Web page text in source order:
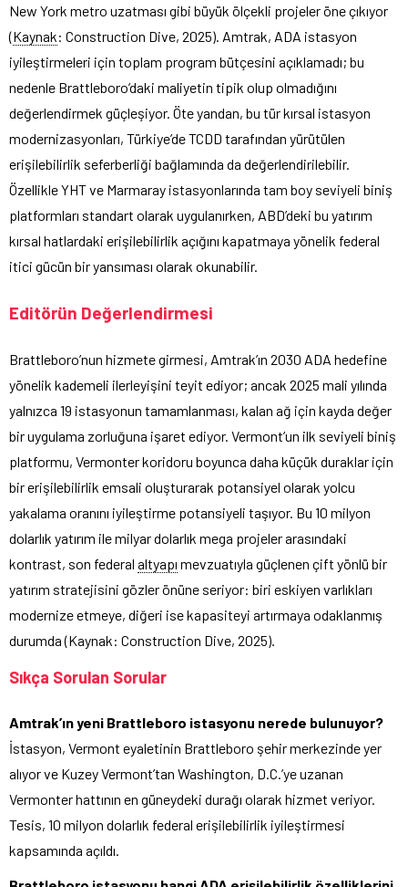
New York metro uzatması gibi büyük ölçekli projeler öne çıkıyor
(Kaynak: Construction Dive, 2025). Amtrak, ADA istasyon
iyileştirmeleri için toplam program bütçesini açıklamadı; bu
nedenle Brattleboro’daki maliyetin tipik olup olmadığını
değerlendirmek güçleşiyor. Öte yandan, bu tür kırsal istasyon
modernizasyonları, Türkiye’de TCDD tarafından yürütülen
erişilebilirlik seferberliği bağlamında da değerlendirilebilir.
Özellikle YHT ve Marmaray istasyonlarında tam boy seviyeli biniş
platformları standart olarak uygulanırken, ABD’deki bu yatırım
kırsal hatlardaki erişilebilirlik açığını kapatmaya yönelik federal
itici gücün bir yansıması olarak okunabilir.
Editörün Değerlendirmesi
Brattleboro’nun hizmete girmesi, Amtrak’ın 2030 ADA hedefine
yönelik kademeli ilerleyişini teyit ediyor; ancak 2025 mali yılında
yalnızca 19 istasyonun tamamlanması, kalan ağ için kayda değer
bir uygulama zorluğuna işaret ediyor. Vermont’un ilk seviyeli biniş
platformu, Vermonter koridoru boyunca daha küçük duraklar için
bir erişilebilirlik emsali oluşturarak potansiyel olarak yolcu
yakalama oranını iyileştirme potansiyeli taşıyor. Bu 10 milyon
dolarlık yatırım ile milyar dolarlık mega projeler arasındaki
kontrast, son federal altyapı mevzuatıyla güçlenen çift yönlü bir
yatırım stratejisini gözler önüne seriyor: biri eskiyen varlıkları
modernize etmeye, diğeri ise kapasiteyi artırmaya odaklanmış
durumda (Kaynak: Construction Dive, 2025).
Sıkça Sorulan Sorular
Amtrak’ın yeni Brattleboro istasyonu nerede bulunuyor?
İstasyon, Vermont eyaletinin Brattleboro şehir merkezinde yer
alıyor ve Kuzey Vermont’tan Washington, D.C.’ye uzanan
Vermonter hattının en güneydeki durağı olarak hizmet veriyor.
Tesis, 10 milyon dolarlık federal erişilebilirlik iyileştirmesi
kapsamında açıldı.